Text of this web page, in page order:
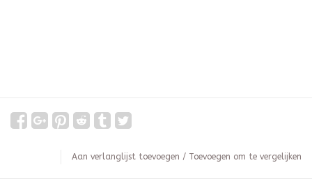
Aan verlanglijst toevoegen / Toevoegen om te vergelijken